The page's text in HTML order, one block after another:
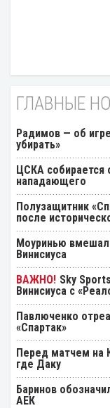
ГЛАВНЫЕ
Радимов — об
убирать»
ЦСКА собирается
нападающего
Полузащитник
после
Моуринью
Винисиуса
Sky
Винисиуса с
Павлюченко
«Спартак»
Перед матчем на
где Даку
Баринов
АЕК